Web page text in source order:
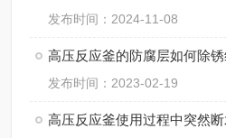
发布时间：2024-11-08
高压反应釜的防腐层如何除锈
发布时间：2023-02-19
高压反应釜使用过程中突然